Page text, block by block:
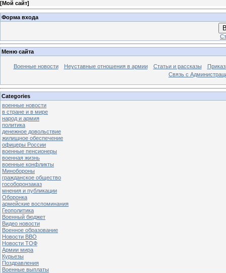
[Мой сайт]
Форма входа
Меню сайта
Военные новости Неуставные отношения в армии Статьи и рассказы
Связь с
Categories
военные новости
в стране и в мире
народ и армия
политика
денежное довольствие
жилищное обеспечение
офицеры России
военные пенсионеры
военная жизнь
военные конфликты
Минобороны
гражданское общество
гособоронзаказ
мнения и публикации
Оборонка
армейские воспоминания
Геополитика
Военный бюджет
Видео новости
Военное образование
Новости ВВО
Новости ТОФ
Армии мира
Курьезы
Поздравления
Военные выплаты